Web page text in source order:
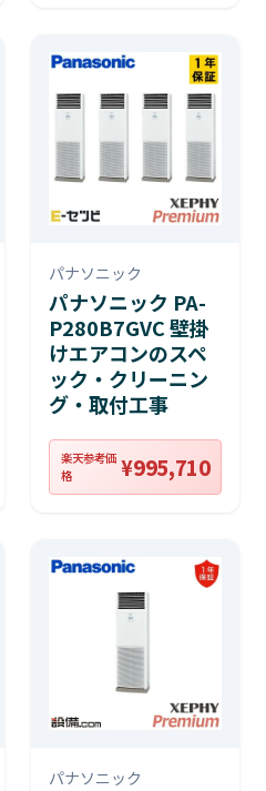
パナソニック
パナソニック PA-
P280B7GVC 壁掛
けエアコンのスペ
ック・クリーニン
グ・取付工事
楽天参考価
格
¥995,710
パナソニック